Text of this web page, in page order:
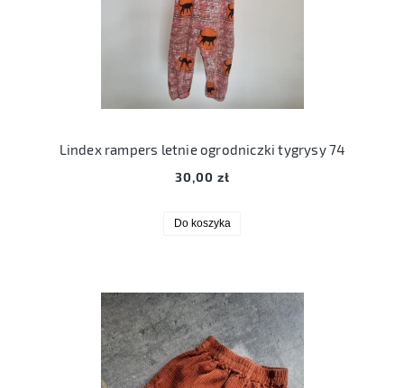
Lindex rampers letnie ogrodniczki tygrysy 74
30,00 zł
Do koszyka